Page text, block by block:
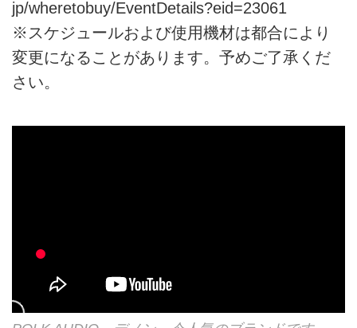
jp/wheretobuy/EventDetails?eid=23061
※スケジュールおよび使用機材は都合により
変更になることがあります。予めご了承くだ
さい。